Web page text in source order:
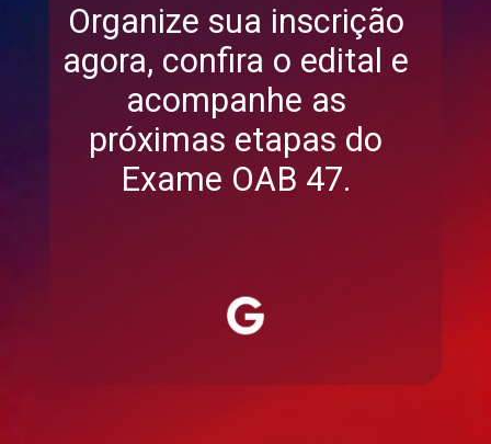
Organize sua inscrição
agora, confira o edital e
acompanhe as
próximas etapas do
Exame OAB 47.